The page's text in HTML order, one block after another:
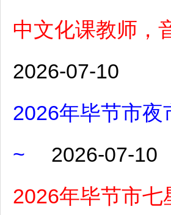
中文化课教师，
2026-07-10
2026年毕节市
~
2026-07-10
2026年毕节市